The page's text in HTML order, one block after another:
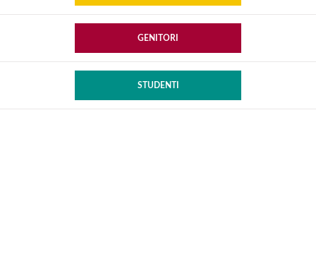
GENITORI
STUDENTI